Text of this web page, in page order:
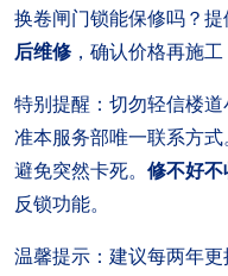
换卷闸门锁能保修吗？提
后维修 ，确认价格再施工
特别提醒：切勿轻信楼
准本服务部唯一联系方
避免突然卡死。 修不好不
反锁功能。
温馨提示：建议每两年